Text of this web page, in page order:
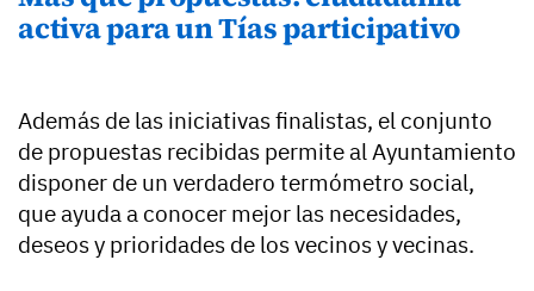
activa para un Tías participativo
Además de las iniciativas finalistas, el conjunto
de propuestas recibidas permite al Ayuntamiento
disponer de un verdadero termómetro social,
que ayuda a conocer mejor las necesidades,
deseos y prioridades de los vecinos y vecinas.